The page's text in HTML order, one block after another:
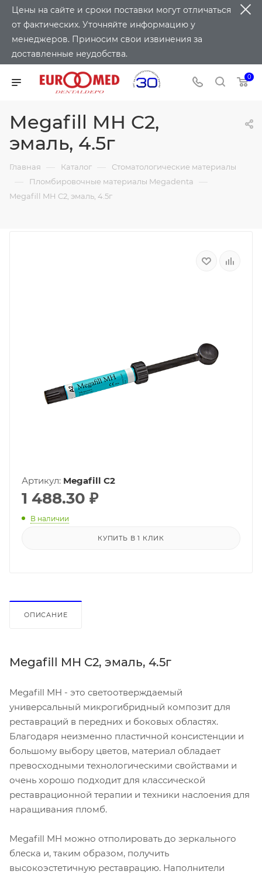
Цены на сайте и сроки поставки могут отличаться
от фактических. Уточняйте информацию у
менеджеров. Приносим свои извинения за
доставленные неудобства.
0
Megafill MH C2,
эмаль, 4.5г
Главная — Каталог — Стоматологические материалы
— Пломбировочные материалы Megadenta —
Megafill MH C2, эмаль, 4.5г
Артикул: Megafill C2
1 488.30 ₽
В наличии
КУПИТЬ В 1 КЛИК
ОПИСАНИЕ
Megafill MH C2, эмаль, 4.5г
Megafill MH - это светоотверждаемый
универсальный микрогибридный композит для
реставраций в передних и боковых областях.
Благодаря неизменно пластичной консистенции и
большому выбору цветов, материал обладает
превосходными технологическими свойствами и
очень хорошо подходит для классической
реставрационной терапии и техники наслоения для
наращивания пломб.
Megafill MH можно отполировать до зеркального
блеска и, таким образом, получить
высокоэстетичную реставрацию. Наполнители